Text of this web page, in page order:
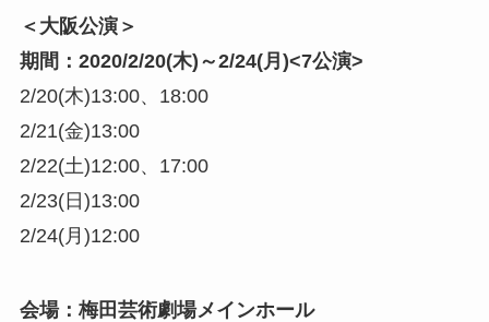
＜大阪公演＞
期間：2020/2/20(木)～2/24(月)<7公演>
2/20(木)13:00、18:00
2/21(金)13:00
2/22(土)12:00、17:00
2/23(日)13:00
2/24(月)12:00
会場：梅田芸術劇場メインホール